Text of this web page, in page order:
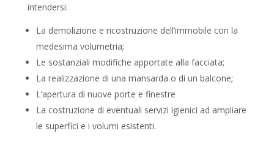
intendersi:
La demolizione e ricostruzione dell’immobile con la
medesima volumetria;
Le sostanziali modifiche apportate alla facciata;
La realizzazione di una mansarda o di un balcone;
L’apertura di nuove porte e finestre
La costruzione di eventuali servizi igienici ad ampliare
le superfici e i volumi esistenti.